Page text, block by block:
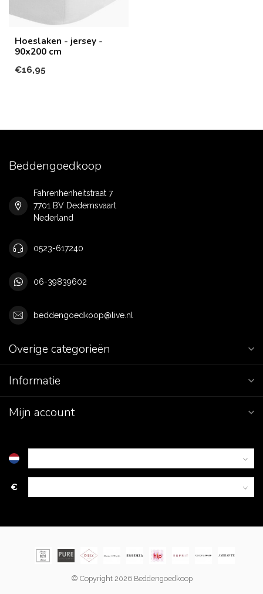
Hoeslaken - jersey -
90x200 cm
€16,95
Beddengoedkoop
Fahrenhenheitstraat 7
7701 BV Dedemsvaart
Nederland
0523-617240
06-39839602
beddengoedkoop@live.nl
Overige categorieën
Informatie
Mijn account
€
© Copyright 2026 Beddengoedkoop